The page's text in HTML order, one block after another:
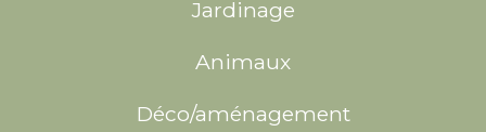
Jardinage
Animaux
Déco/aménagement